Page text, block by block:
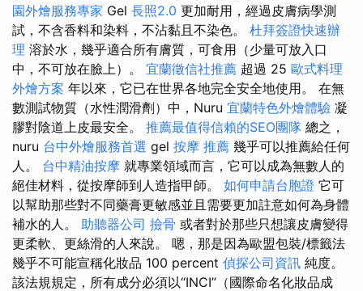
園外燴服務專家 Gel 長照2.0 更加耐用，經過皮膚病學測
試，不含香料和染料，不沾黏且不染色。 杜拜簽證快速辦
理 溶於水，幾乎適合所有膚質，可食用（少量可放入口
中，不可放在臉上）。 宜蘭徵信社推薦 超過 25 歐式料理
外燴方案 年以來，它已在世界各地完全安全地使用。 在無
數測試物質（水性潤滑劑）中，Nuru 宜蘭特色外燴體驗 凝
膠對陰道上皮最安全。 推薦最值得信賴的SEO團隊 總之，
nuru 台中外燴服務首選 gel 按摩 推薦 幾乎可以推薦給任何
人。 台中精油按摩 就專業領域而言，它可以成為無數人的
絕佳材料，從按摩師到人造指甲師。 如何申請台胞證 它可
以幫助那些對不同藥膏更敏感並且需要更加註意如何為身體
補水的人。 助聽器公司 撿骨 或者對於那些只想讓皮膚變得
更柔軟、更絲滑的人來說。 嗯，那是因為歐盟包裝/標籤法
幾乎不可能宣稱化妝品 100 percent 偵探公司資訊 純度。
該法規規定，所有成分必須以“INCI”（國際命名化妝品成